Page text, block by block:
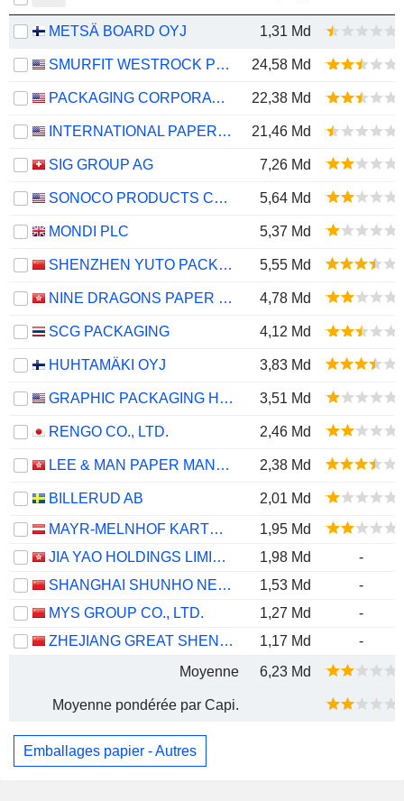
METSÄ BOARD OYJ 1,31 Md
SMURFIT WESTROCK PLC 24,58 Md
PACKAGING CORPORATION OF AMERICA 22,38 Md
INTERNATIONAL PAPER COMPANY 21,46 Md
SIG GROUP AG 7,26 Md
SONOCO PRODUCTS COMPANY 5,64 Md
MONDI PLC 5,37 Md
SHENZHEN YUTO PACKAGING TECHNOLOGY CO., LTD. 5,55 Md
NINE DRAGONS PAPER (HOLDINGS) LIMITED 4,78 Md
SCG PACKAGING 4,12 Md
HUHTAMÄKI OYJ 3,83 Md
GRAPHIC PACKAGING HOLDING COMPANY 3,51 Md
RENGO CO., LTD. 2,46 Md
LEE & MAN PAPER MANUFACTURING LIMITED 2,38 Md
BILLERUD AB
2,01 Md
MAYR-MELNHOF KARTON AG
1,95 Md
JIA YAO HOLDINGS LIMITED
1,98 Md
-
SHANGHAI SHUNHO NEW MATERIALS TECHNOLOGY CO.,LTD.
1,53 Md
-
MYS GROUP CO., LTD.
1,27 Md
-
ZHEJIANG GREAT SHENGDA PACKAGING CO.,LTD.
1,17 Md
-
Moyenne
6,23 Md
Moyenne pondérée par Capi.
Emballages papier - Autres